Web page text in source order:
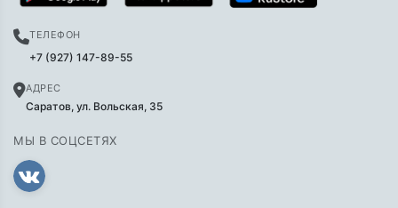
ТЕЛЕФОН
+7 (927) 147-89-55
АДРЕС
Саратов, ул. Вольская, 35
МЫ В СОЦСЕТЯХ